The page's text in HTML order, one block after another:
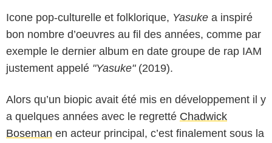
Icone pop-culturelle et folklorique, Yasuke a inspiré
bon nombre d’oeuvres au fil des années, comme par
exemple le dernier album en date groupe de rap IAM
justement appelé "Yasuke"(2019).
Alors qu’un biopic avait été mis en développement il y
a quelques années avec le regretté Chadwick
Boseman en acteur principal, c’est finalement sous la